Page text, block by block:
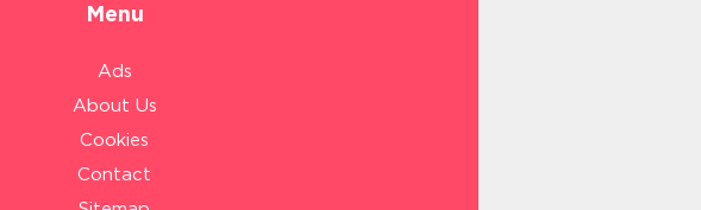
Menu
Ads
About Us
Cookies
Contact